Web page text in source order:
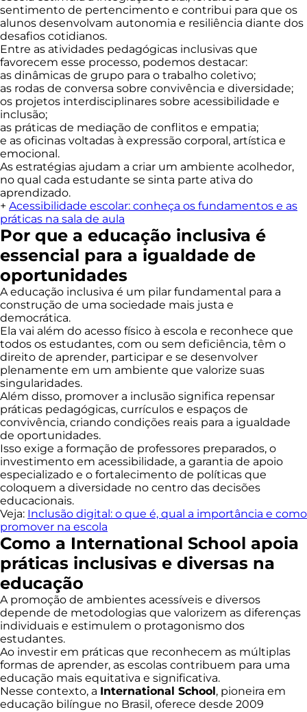
sentimento de pertencimento e contribui para que os
alunos desenvolvam autonomia e resiliência diante dos
desafios cotidianos.
Entre as atividades pedagógicas inclusivas que
favorecem esse processo, podemos destacar:
as dinâmicas de grupo para o trabalho coletivo;
as rodas de conversa sobre convivência e diversidade;
os projetos interdisciplinares sobre acessibilidade e
inclusão;
as práticas de mediação de conflitos e empatia;
e as oficinas voltadas à expressão corporal, artística e
emocional.
As estratégias ajudam a criar um ambiente acolhedor,
no qual cada estudante se sinta parte ativa do
aprendizado.
+ Acessibilidade escolar: conheça os fundamentos e as
práticas na sala de aula
Por que a educação inclusiva é
essencial para a igualdade de
oportunidades
A educação inclusiva é um pilar fundamental para a
construção de uma sociedade mais justa e
democrática.
Ela vai além do acesso físico à escola e reconhece que
todos os estudantes, com ou sem deficiência, têm o
direito de aprender, participar e se desenvolver
plenamente em um ambiente que valorize suas
singularidades.
Além disso, promover a inclusão significa repensar
práticas pedagógicas, currículos e espaços de
convivência, criando condições reais para a igualdade
de oportunidades.
Isso exige a formação de professores preparados, o
investimento em acessibilidade, a garantia de apoio
especializado e o fortalecimento de políticas que
coloquem a diversidade no centro das decisões
educacionais.
Veja: Inclusão digital: o que é, qual a importância e como
promover na escola
Como a International School apoia
práticas inclusivas e diversas na
educação
A promoção de ambientes acessíveis e diversos
depende de metodologias que valorizem as diferenças
individuais e estimulem o protagonismo dos
estudantes.
Ao investir em práticas que reconhecem as múltiplas
formas de aprender, as escolas contribuem para uma
educação mais equitativa e significativa.
Nesse contexto, a International School, pioneira em
educação bilíngue no Brasil, oferece desde 2009